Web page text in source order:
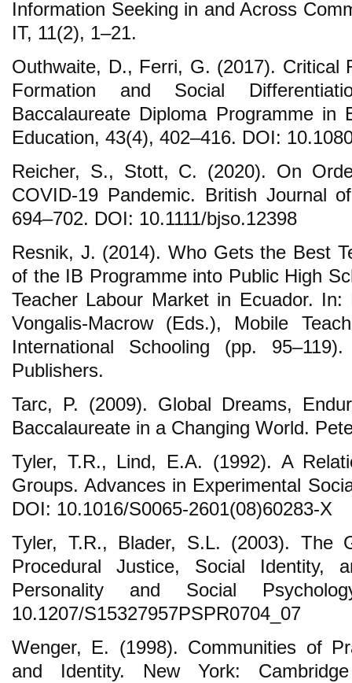
Information Seeking in and Across
IT, 11(2), 1–21.
Outhwaite, D., Ferri, G. (2017). Critical
Formation and Social
Baccalaureate Diploma Programme in
Education, 43(4), 402–416. DOI:
Reicher, S., Stott, C. (2020). On
COVID-19 Pandemic. British Journal
694–702. DOI: 10.1111/bjso.12398
Resnik, J. (2014). Who Gets the Best
of the IB Programme into Public High
Teacher Labour Market in Ecuador.
Vongalis-Macrow (Eds.), Mobile
International Schooling (pp.
Publishers.
Tarc, P. (2009). Global Dreams,
Baccalaureate in a Changing World.
Tyler, T.R., Lind, E.A. (1992). A
Groups. Advances in Experimental
DOI: 10.1016/S0065-2601(08)60283-X
Tyler, T.R., Blader, S.L. (2003). The
Procedural Justice, Social Identity,
Personality and Social
10.1207/S15327957PSPR0704_07
Wenger, E. (1998). Communities of
and Identity. New York: